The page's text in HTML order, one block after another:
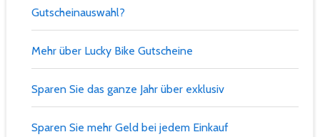
Gutscheinauswahl?
Mehr über Lucky Bike Gutscheine
Sparen Sie das ganze Jahr über exklusiv
Sparen Sie mehr Geld bei jedem Einkauf